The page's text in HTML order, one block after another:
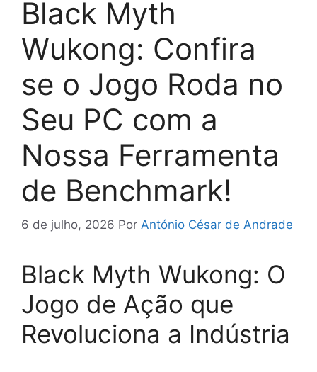
Black Myth
Wukong: Confira
se o Jogo Roda no
Seu PC com a
Nossa Ferramenta
de Benchmark!
6 de julho, 2026 Por António César de Andrade
Black Myth Wukong: O
Jogo de Ação que
Revoluciona a Indústria